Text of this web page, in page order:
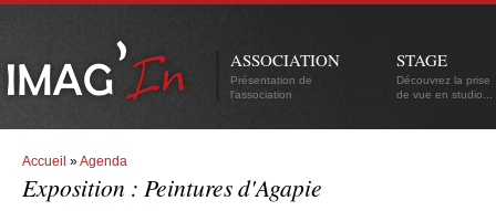
ASSOCIATION
Présentation de
l'association
STAGE
Découvrez la prise
de vue en studio...
Accueil »Agenda
Exposition : Peintures d'Agapie